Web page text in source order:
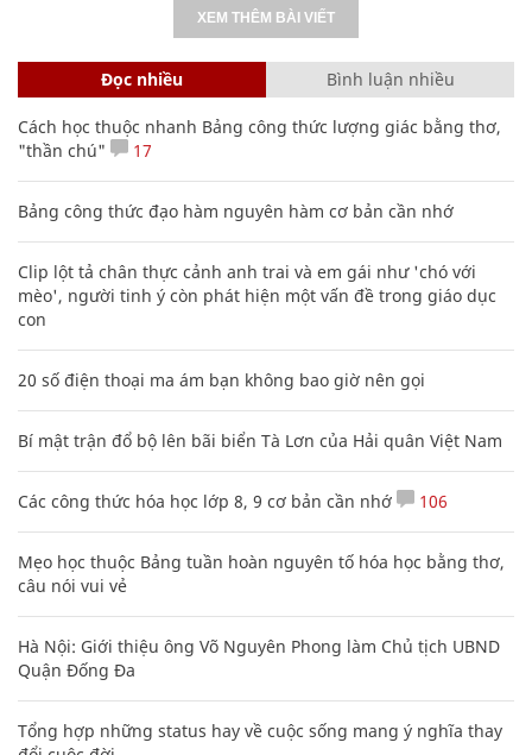
XEM THÊM BÀI VIẾT
Đọc nhiều Bình luận nhiều
Cách học thuộc nhanh Bảng công thức lượng giác bằng thơ,
"thần chú"
17
Bảng công thức đạo hàm nguyên hàm cơ bản cần nhớ
Clip lột tả chân thực cảnh anh trai và em gái như 'chó với
mèo', người tinh ý còn phát hiện một vấn đề trong giáo dục
con
20 số điện thoại ma ám bạn không bao giờ nên gọi
Bí mật trận đổ bộ lên bãi biển Tà Lơn của Hải quân Việt Nam
Các công thức hóa học lớp 8, 9 cơ bản cần nhớ 106
Mẹo học thuộc Bảng tuần hoàn nguyên tố hóa học bằng thơ,
câu nói vui vẻ
Hà Nội: Giới thiệu ông Võ Nguyên Phong làm Chủ tịch UBND
Quận Đống Đa
Tổng hợp những status hay về cuộc sống mang ý nghĩa thay